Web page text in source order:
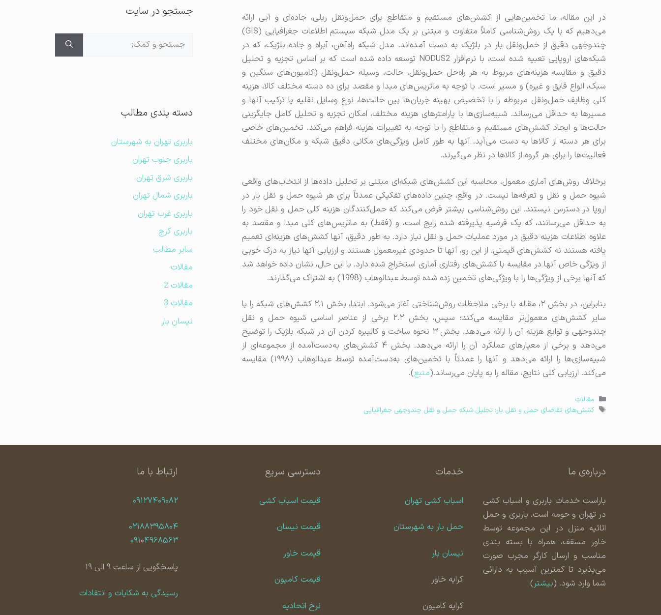
در این مقاله، ما تخمین‌هایی از کشش‌های مستقیم و متقاطع برای حمل‌ونقل ریلی، جاده‌ای و آبی ارائه
می‌دهیم که با یک روش‌شناسی کاملاً متفاوت و مبتنی بر یک مدل شبکه سیستم اطلاعات جغرافیایی (GIS)
چندوجهی دقیق از حمل‌ونقل بار در بلژیک به دست آمده‌اند. مدل شبکه راه‌آهن، آبراه و جاده بلژیک، که در
شبکه‌های اروپایی تعبیه شده است، با نرم‌افزار NODUS2 توسعه داده شده است که بر اساس تجزیه و تحلیل
دقیق و مقایسه هزینه‌های مربوط به هر راه‌حل حمل‌ونقل، حالت، وسیله حمل‌ونقل (کامیون‌های سنگین و
سبک، انواع قایق و غیره) و مسیر است. با توجه به ماتریس‌های مبدا و مقصد برای ده دسته مختلف کالا، هزینه
کلی وظایف حمل‌ونقل مربوطه را با تخصیص بهینه جریان‌ها بین حالت‌ها، نوع وسایل نقلیه یا ترکیب آنها و
مسیرها به حداقل می‌رساند. شبیه‌سازی‌ها با پارامترهای هزینه مختلف، امکان تجزیه و تحلیل کامل جایگزینی
حالت‌ها و ایجاد کشش‌های مستقیم و متقاطع را با توجه به تغییرات هزینه فراهم می‌کند. تخمین‌های خاصی
برای هر دسته از کالاها به دست می‌آید. آنها به طور کامل ویژگی‌های مکانی دقیق شبکه و مکان‌های مختلف
فعالیت‌ها را برای هر گروه از کالاها در نظر می‌گیرند.
برخلاف روش‌های آماری معمول، محاسبه این کشش‌های شبکه‌ای مبتنی بر تحلیل داده‌ها از انتخاب‌های واقعی
شیوه حمل و نقل و تعرفه‌ها نیست. در واقع، چنین داده‌های تفکیکی عمدتاً برای هر شیوه حمل و نقل بار در
اروپا در دسترس نیستند. این روش‌شناسی بیشتر فرض می‌کند که حمل‌کنندگان هزینه کلی حمل و نقل خود را
به حداقل می‌رسانند، که یک فرضیه پذیرفته شده رایج است، و (فقط) به ماتریس‌های کلی مبدا و مقصد به
علاوه اطلاعات هزینه دقیق در مورد عملیات حمل و نقل نیاز دارد. به طور دقیق، آنها کشش‌های هزینه‌ای تعمیم
یافته هستند نه کشش‌های قیمتی. از این رو، آنها تا حدودی غیرمعمول هستند و ارزیابی آنها نیاز به درک خوبی
از ویژگی خاص آنها در مقایسه با کشش‌های رفتاری آماری استخراج شده دارد. با این حال، نشان داده خواهد شد
که آنها برخی از ویژگی‌ها را با ویژگی‌های تخمین زده شده توسط عبدالوهاب (1998) به اشتراک می‌گذارند.
بنابراین، در بخش ۲، مقاله با برخی ملاحظات روش‌شناختی آغاز می‌شود. ابتدا، بخش ۲.۱ کشش‌های شبکه را با
سایر کشش‌های معمول‌تر مقایسه می‌کند؛ سپس، بخش ۲.۲ برخی از عناصر اساسی شیوه حمل و نقل
چندوجهی و توابع هزینه آن را ارائه می‌دهد. بخش ۳ نحوه ساخت و کالیبره کردن آن در شبکه بلژیک را توضیح
می‌دهد و برخی از معیارهای عملکرد آن را ارائه می‌دهد. بخش ۴ کشش‌های به‌دست‌آمده از مجموعه‌ای از
شبیه‌سازی‌ها را ارائه می‌دهد و آنها را عمدتاً با تخمین‌های به‌دست‌آمده توسط عبدالوهاب (۱۹۹۸) مقایسه
می‌کند. ارزیابی کلی نتایج، مقاله را به پایان می‌رساند.(منبع).
دسته‌ها
مقالات
برچسب‌ها
کشش‌های تقاضای حمل و نقل بار: تحلیل شبکه حمل و نقل چندوجهی جغرافیایی
جستجو در سایت
جستجوی
دسته بندی مطالب
باربری تهران به شهرستان
باربری جنوب تهران
باربری شرق تهران
باربری شمال تهران
باربری غرب تهران
باربری کرج
سایر مطالب
مقالات
مقالات 2
مقالات 3
نیسان بار
درباره‌ی ما
باراست خدمات باربری و اسباب کشی
در تهران و حومه است. باربری و حمل
اثاثیه منزل در این مجموعه توسط
خاور مسقف، همراه با بسته بندی
مناسب و ارسال کارگر مجرب صورت
می‌پذیرد تا کمترین آسیب به دارائی
شما وارد شود. (بیشتر)
خدمات
اسباب کشی تهران
حمل بار به شهرستان
نیسان بار
کرایه خاور
کرایه کامیون
دسترسی سریع
قیمت اسباب کشی
قیمت نیسان
قیمت خاور
قیمت کامیون
نرخ اتحادیه
ارتباط با ما
۰۹۱۲۷۴۰۹۰۸۲
۰۲۱۸۸۳۹۵۸۰۴
۰۹۱۰۴۹۶۸۵۶۳
پاسخگویی از ساعت ۹ الی ۱۹
رسیدگی به شکایات و انتقادات